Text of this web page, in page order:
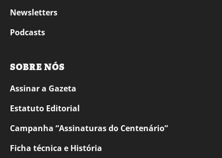
Newsletters
Podcasts
SOBRE NÓS
Assinar a Gazeta
Estatuto Editorial
Campanha “Assinaturas do Centenário”
Ficha técnica e História